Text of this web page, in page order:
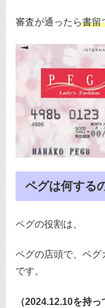
審査が通ったら書留
ペグは何する
ペグの役割は、
ペグの店頭で、ペグ
です。
（2024.12.10を持っ